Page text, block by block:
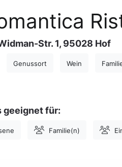
Str. 1, 95028 Hof
Genussort Wein
geeignet für:
Familie(n)